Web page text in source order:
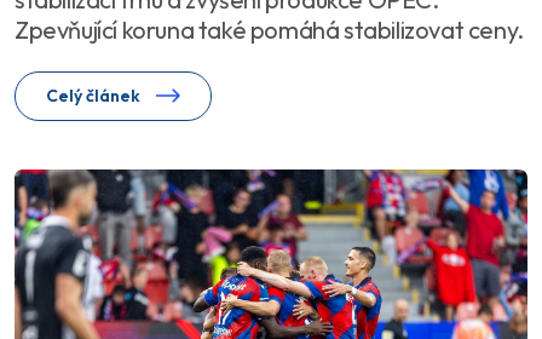
Zpevňující koruna také pomáhá stabilizovat ceny.
Celý článek